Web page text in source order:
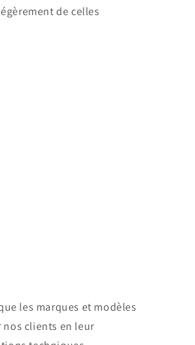
de celles
les marques et modèles
clients en leur